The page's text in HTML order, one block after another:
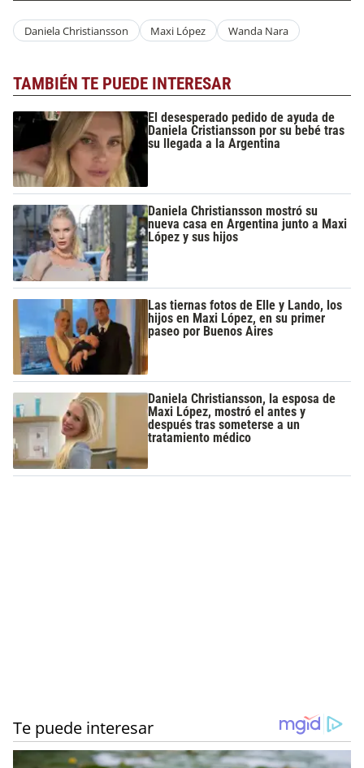
Daniela Christiansson Maxi López Wanda Nara
TAMBIÉN TE PUEDE INTERESAR
El desesperado pedido de ayuda de
Daniela Cristiansson por su bebé tras
su llegada a la Argentina
Daniela Christiansson mostró su
nueva casa en Argentina junto a Maxi
López y sus hijos
Las tiernas fotos de Elle y Lando, los
hijos en Maxi López, en su primer
paseo por Buenos Aires
Daniela Christiansson, la esposa de
Maxi López, mostró el antes y
después tras someterse a un
tratamiento médico